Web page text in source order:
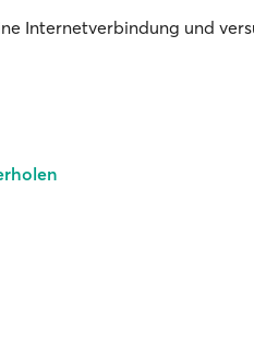
Internetverbindung und